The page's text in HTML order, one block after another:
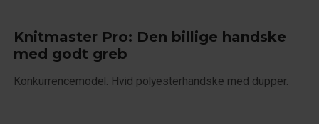
Knitmaster Pro: Den billige handske
med godt greb
Konkurrencemodel. Hvid polyesterhandske med dupper.